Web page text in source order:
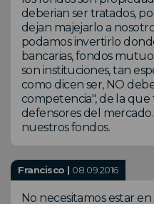
deberian ser tratados,
dejan majejarlo a
podamos invertirlo
bancarias, fondos
son instituciones, tan
como dicen ser, NO
competencia", de la
defensores del
nuestros fondos.
Francisco | 08.09.2016
No necesitamos estar